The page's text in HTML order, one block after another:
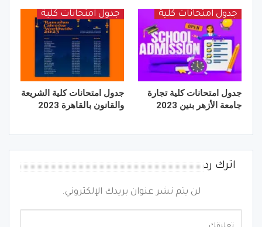
جدول امتحانات كلية
جدول امتحانات كلية تجارة
جامعة الأزهر بنين 2023
جدول امتحانات كلية
جدول امتحانات كلية الشريعة
والقانون بالقاهرة 2023
اترك رد
لن يتم نشر عنوان بريدك الإلكتروني.